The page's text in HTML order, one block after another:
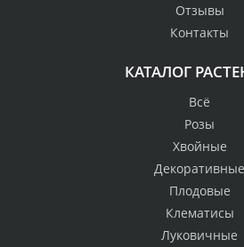
Отзывы
Контакты
КАТАЛОГ
Всё
Розы
Хвойные
Декоративные
Плодовые
Клематисы
Луковичные